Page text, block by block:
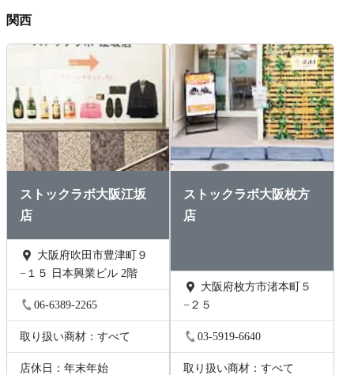
関西
ストックラボ大阪江坂
店
−１５ 日本興業ビル 2階
06-6389-2265
取り扱い商材：すべて
店休日：年末年始
ストックラボ大阪枚方
店
−２５
03-5919-6640
取り扱い商材：すべて